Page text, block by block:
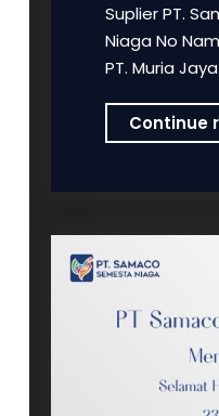
Suplier PT.
Niaga No
PT. Muria
Continue